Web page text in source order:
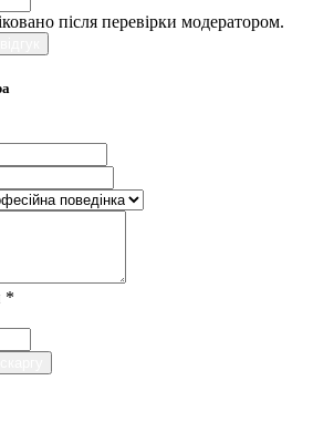
після перевірки модератором.
*